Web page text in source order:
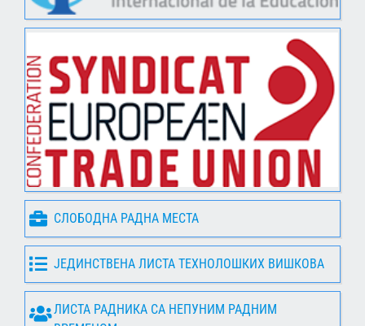
СЛОБОДНА РАДНА МЕСТА
ЈЕДИНСТВЕНА ЛИСТА ТЕХНОЛОШКИХ ВИШКОВА
ЛИСТА РАДНИКА СА НЕПУНИМ РАДНИМ